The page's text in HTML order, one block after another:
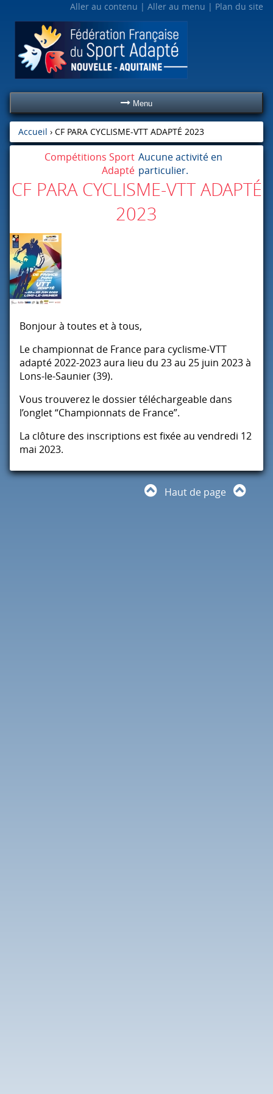
Aller au contenu Aller au menu Plan du site
Menu
Accueil ›CF PARA CYCLISME-VTT ADAPTÉ 2023
Compétitions Sport
Adapté
Aucune activité en
particulier.
CF PARA CYCLISME-VTT ADAPTÉ
2023
Bonjour à toutes et à tous,
Le championnat de France para cyclisme-VTT
adapté 2022-2023 aura lieu du 23 au 25 juin 2023 à
Lons-le-Saunier (39).
Vous trouverez le dossier téléchargeable dans
l’onglet “Championnats de France”.
La clôture des inscriptions est fixée au vendredi 12
mai 2023.
Haut de page